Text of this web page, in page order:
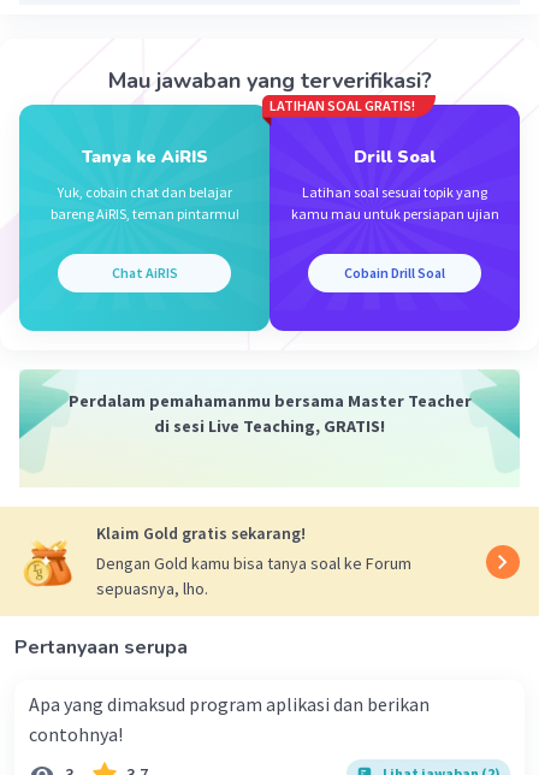
Beri Rating·5.0(1) Balas
Mau jawaban yang terverifikasi?
Tanya ke AiRIS
Yuk, cobain chat dan belajar
bareng AiRIS, teman pintarmu!
Chat AiRIS
LATIHAN SOAL GRATIS!
Drill Soal
Latihan soal sesuai topik yang
kamu mau untuk persiapan ujian
Cobain Drill Soal
Perdalam pemahamanmu bersama Master Teacher
di sesi Live Teaching, GRATIS!
Klaim Gold gratis sekarang!
Dengan Gold kamu bisa tanya soal ke Forum
sepuasnya, lho.
Pertanyaan serupa
Apa yang dimaksud program aplikasi dan berikan
contohnya!